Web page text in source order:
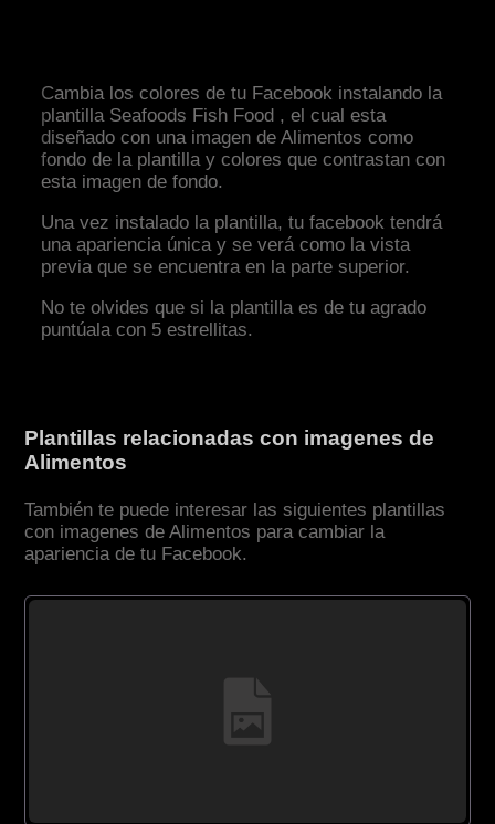
Cambia los colores de tu Facebook instalando la
plantilla Seafoods Fish Food , el cual esta
diseñado con una imagen de Alimentos como
fondo de la plantilla y colores que contrastan con
esta imagen de fondo.
Una vez instalado la plantilla, tu facebook tendrá
una apariencia única y se verá como la vista
previa que se encuentra en la parte superior.
No te olvides que si la plantilla es de tu agrado
puntúala con 5 estrellitas.
Plantillas relacionadas con imagenes de
Alimentos
También te puede interesar las siguientes plantillas
con imagenes de Alimentos para cambiar la
apariencia de tu Facebook.